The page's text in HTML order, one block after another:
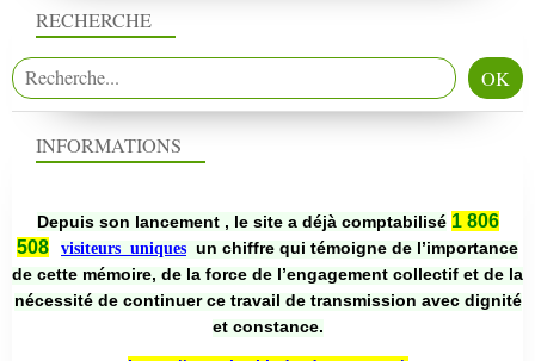
RECHERCHE
INFORMATIONS
Depuis son lancement , le site a déjà comptabilisé 1 806
508
visiteurs uniques un chiffre qui témoigne de l’importance
de cette mémoire, de la force de l’engagement collectif et de la
nécessité de continuer ce travail de transmission avec dignité
et constance.